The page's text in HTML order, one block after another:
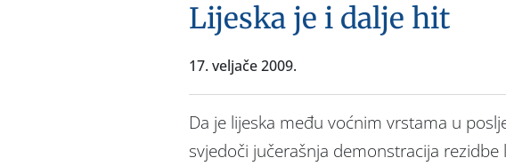
Lijeska je i dalje hit
17. veljače 2009.
Da je lijeska među voćnim vrstama u
svjedoči jučerašnja demonstracija